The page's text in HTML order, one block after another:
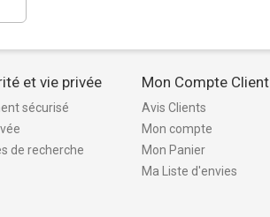
et vie privée
sécurisé
de recherche
Mon Compte Client
Avis Clients
Mon compte
Mon Panier
Ma Liste d'envies